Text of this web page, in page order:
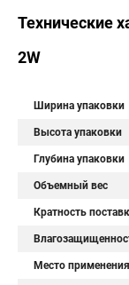
Технические
2W
Ширина упаковки
Высота упаковки
Глубина упаковки
Объемный вес
Кратность
Место применения